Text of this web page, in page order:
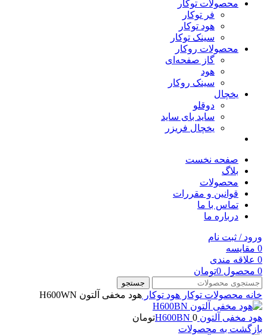
محصولات توکار
فر توکار
هود توکار
سینک توکار
محصولات روکار
گاز صفحه‌ای
هود
سینک روکار
یخچال
دوقلو
ساید بای ساید
یخچال فریزر
صفحه نخست
بلاگ
محصولات
قوانین و مقررات
تماس با ما
درباره ما
ورود / ثبت نام
0 مقایسه
0 علاقه مندی
0 محصول 0تومان
جستجو
خانه محصولات توکار هود توکار هود مخفی آلتون H600WN
هود مخفی آلتون H600BN 0
تومان
بازگشت به محصولات